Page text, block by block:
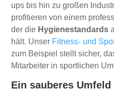
ups bis hin zu großen
profitieren von einem
der die Hygienestandards
hält. Unser Fitness- und
zum Beispiel stellt sicher,
Mitarbeiter in sportlichen
Ein sauberes